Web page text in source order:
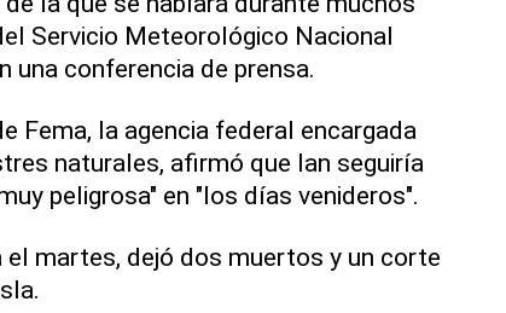
Servicio Meteorológico Nacional
una conferencia de prensa.
Fema, la agencia federal encargada
naturales, afirmó que Ian seguiría
peligrosa" en "los días venideros".
el martes, dejó dos muertos y un corte